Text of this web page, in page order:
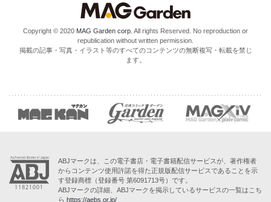
Copyright © 2020 MAG Garden corp. All rights Reserved. No reproduction or
republication without written permission.
掲載の記事・写真・イラスト等のすべてのコンテンツの無断複写・転載を禁じ
ます。
ABJマークは、この電子書店・電子書籍配信サービスが、著作権者
からコンテンツ使用許諾を得た正規版配信サービスであることを示
す登録商標（登録番号 第6091713号）です。
ABJマークの詳細、ABJマークを掲示しているサービスの一覧はこち
ら https://aebs.or.jp/